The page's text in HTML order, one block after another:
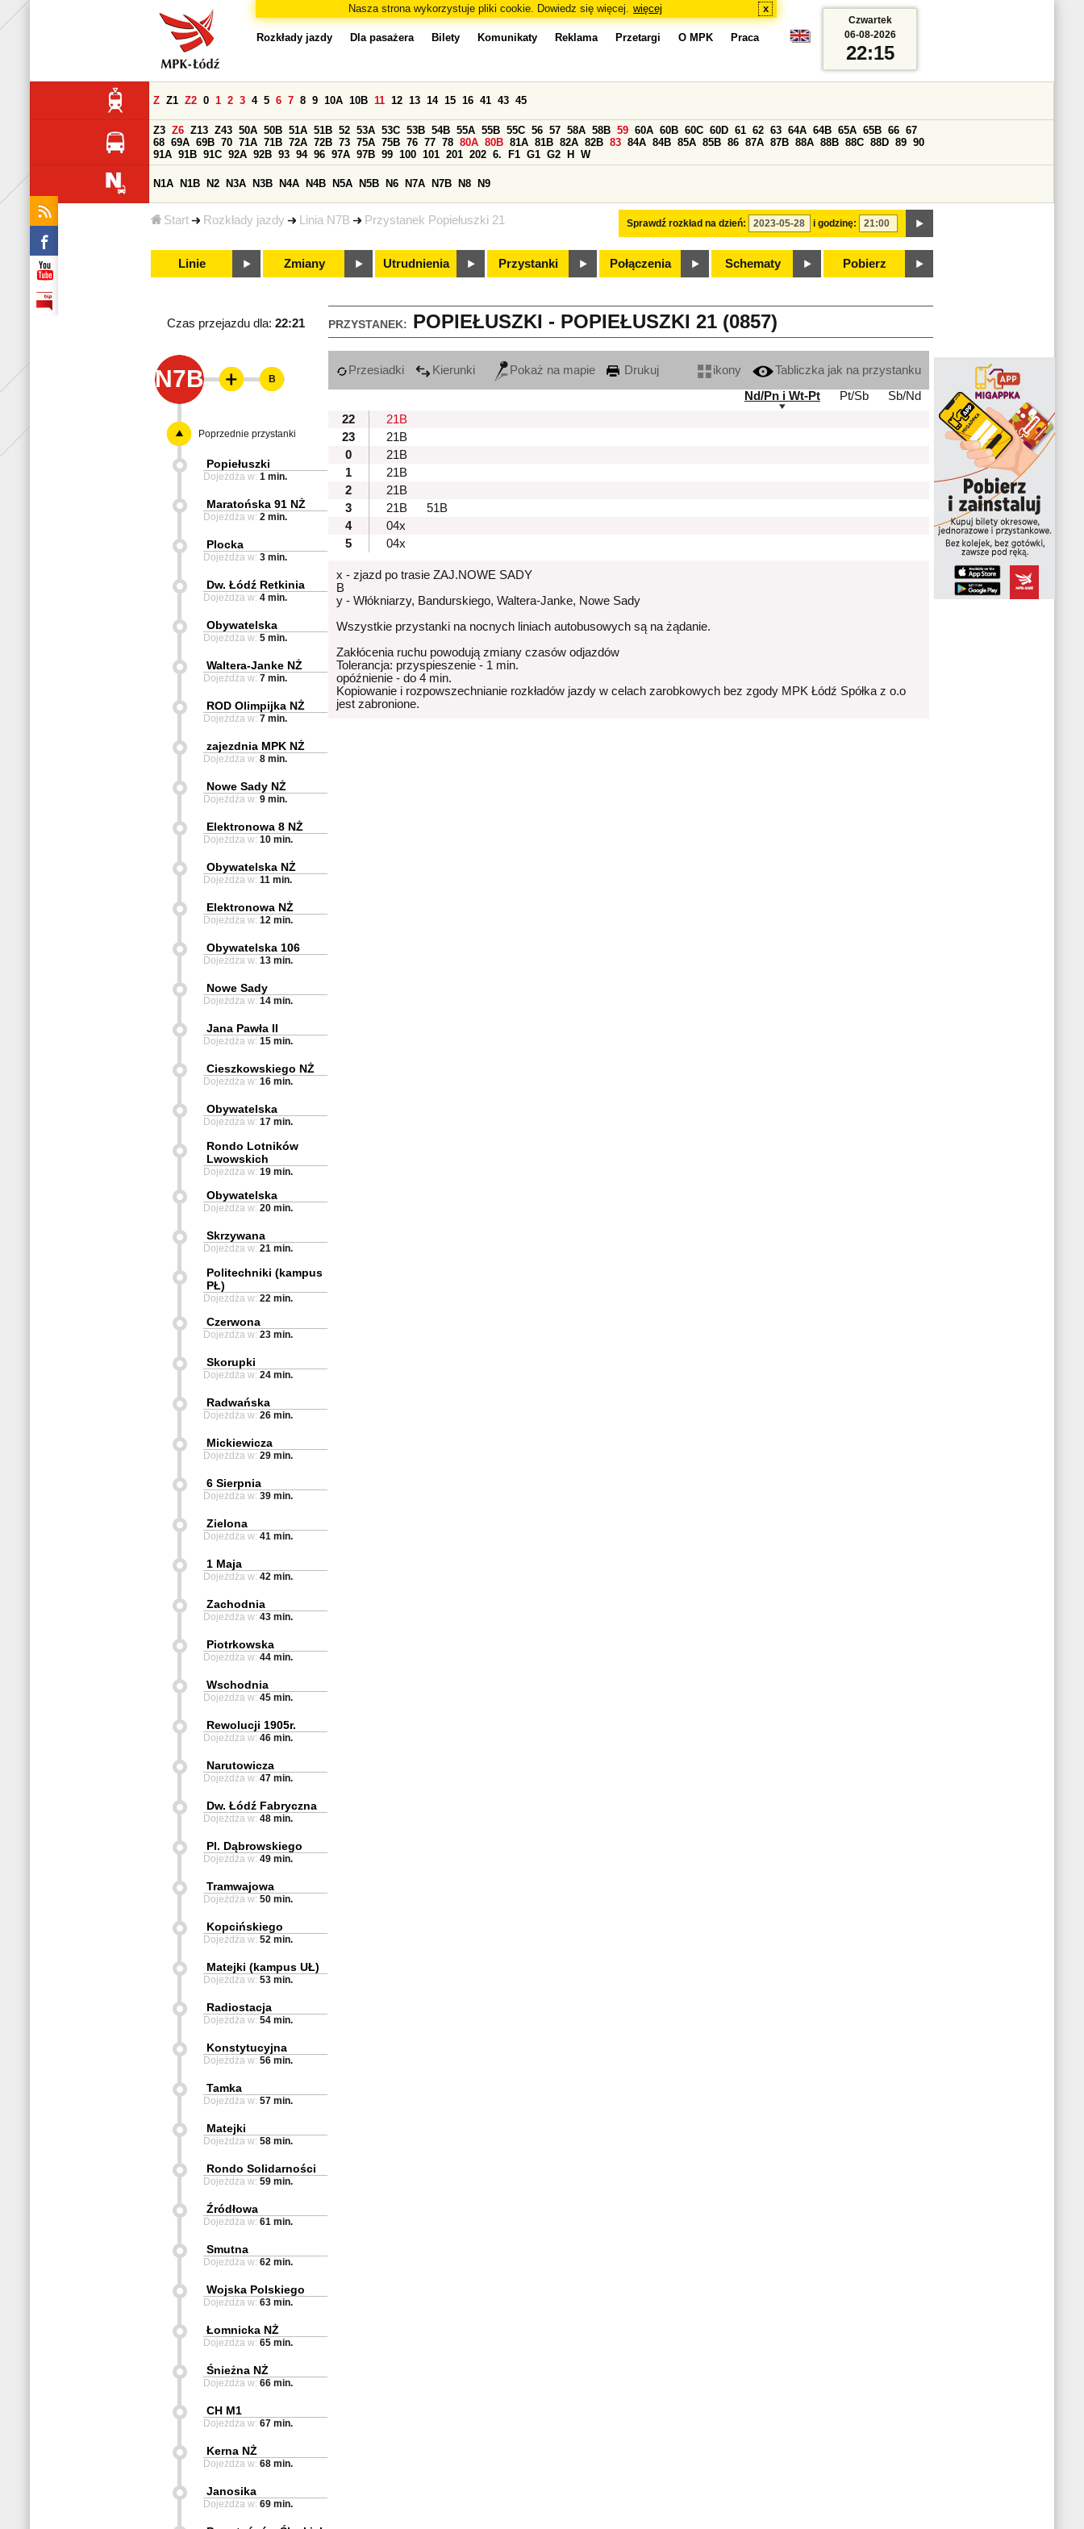
Nasza strona wykorzystuje pliki cookie. Dowiedz się więcej. więcej x
Start Rozkłady jazdy Linia N7B Przystanek Popiełuszki 21
Rozkłady jazdy Dla pasażera Bilety Komunikaty Reklama Przetargi O MPK Praca
Sprawdź rozkład na dzień: i godzinę:
Z Z1 Z2 0 1 2 3 4 5 6 7 8 9 10A 10B 11 12 13 14 15 16 41 43 45
Z3 Z6 Z13 Z43 50A 50B 51A 51B 52 53A 53C 53B 54B 55A 55B 55C 56 57 58A 58B 59 60A 60B 60C 60D 61 62 63 64A 64B 65A 65B 66 67
68 69A 69B 70 71A 71B 72A 72B 73 75A 75B 76 77 78 80A 80B 81A 81B 82A 82B 83 84A 84B 85A 85B 86 87A 87B 88A 88B 88C 88D 89 90
91A 91B 91C 92A 92B 93 94 96 97A 97B 99 100 101 201 202 6. F1 G1 G2 H W
N1A N1B N2 N3A N3B N4A N4B N5A N5B N6 N7A N7B N8 N9
Linie Zmiany Utrudnienia Przystanki Połączenia Schematy Pobierz
Czwartek
06-08-2026
22:15
PRZYSTANEK: POPIEŁUSZKI - POPIEŁUSZKI 21 (0857)
Czas przejazdu dla: 22:21
N7B Przesiadki Kierunki Pokaż na mapie Drukuj ikony
Tabliczka jak na przystanku
Nd/Pn i Wt-Pt
Pt/Sb
Sb/Nd
22
21B
23
21B
0
21B
1
21B
2
21B
3
21B
51B
4
04x
5
04x
x - zjazd po trasie ZAJ.NOWE SADY
B
y - Włókniarzy, Bandurskiego, Waltera-Janke, Nowe Sady
Wszystkie przystanki na nocnych liniach autobusowych są na żądanie.
Zakłócenia ruchu powodują zmiany czasów odjazdów
Tolerancja: przyspieszenie - 1 min.
opóźnienie - do 4 min.
Kopiowanie i rozpowszechnianie rozkładów jazdy w celach zarobkowych bez zgody MPK Łódź Spółka z o.o
jest zabronione.
B
Poprzednie przystanki
Popiełuszki
Dojeżdża w: 1 min.
Maratońska 91 NŻ
Dojeżdża w: 2 min.
Plocka
Dojeżdża w: 3 min.
Dw. Łódź Retkinia
Dojeżdża w: 4 min.
Obywatelska
Dojeżdża w: 5 min.
Waltera-Janke NŻ
Dojeżdża w: 7 min.
ROD Olimpijka NŻ
Dojeżdża w: 7 min.
zajezdnia MPK NŻ
Dojeżdża w: 8 min.
Nowe Sady NŻ
Dojeżdża w: 9 min.
Elektronowa 8 NŻ
Dojeżdża w: 10 min.
Obywatelska NŻ
Dojeżdża w: 11 min.
Elektronowa NŻ
Dojeżdża w: 12 min.
Obywatelska 106
Dojeżdża w: 13 min.
Nowe Sady
Dojeżdża w: 14 min.
Jana Pawła II
Dojeżdża w: 15 min.
Cieszkowskiego NŻ
Dojeżdża w: 16 min.
Obywatelska
Dojeżdża w: 17 min.
Rondo Lotników
Lwowskich
Dojeżdża w: 19 min.
Obywatelska
Dojeżdża w: 20 min.
Skrzywana
Dojeżdża w: 21 min.
Politechniki (kampus
PŁ)
Dojeżdża w: 22 min.
Czerwona
Dojeżdża w: 23 min.
Skorupki
Dojeżdża w: 24 min.
Radwańska
Dojeżdża w: 26 min.
Mickiewicza
Dojeżdża w: 29 min.
6 Sierpnia
Dojeżdża w: 39 min.
Zielona
Dojeżdża w: 41 min.
1 Maja
Dojeżdża w: 42 min.
Zachodnia
Dojeżdża w: 43 min.
Piotrkowska
Dojeżdża w: 44 min.
Wschodnia
Dojeżdża w: 45 min.
Rewolucji 1905r.
Dojeżdża w: 46 min.
Narutowicza
Dojeżdża w: 47 min.
Dw. Łódź Fabryczna
Dojeżdża w: 48 min.
Pl. Dąbrowskiego
Dojeżdża w: 49 min.
Tramwajowa
Dojeżdża w: 50 min.
Kopcińskiego
Dojeżdża w: 52 min.
Matejki (kampus UŁ)
Dojeżdża w: 53 min.
Radiostacja
Dojeżdża w: 54 min.
Konstytucyjna
Dojeżdża w: 56 min.
Tamka
Dojeżdża w: 57 min.
Matejki
Dojeżdża w: 58 min.
Rondo Solidarności
Dojeżdża w: 59 min.
Źródłowa
Dojeżdża w: 61 min.
Smutna
Dojeżdża w: 62 min.
Wojska Polskiego
Dojeżdża w: 63 min.
Łomnicka NŻ
Dojeżdża w: 65 min.
Śnieżna NŻ
Dojeżdża w: 66 min.
CH M1
Dojeżdża w: 67 min.
Kerna NŻ
Dojeżdża w: 68 min.
Janosika
Dojeżdża w: 69 min.